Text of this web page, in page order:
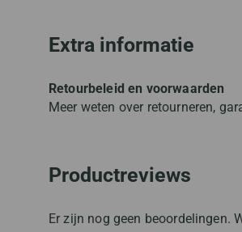
Extra informatie
Retourbeleid en voorwaarden
Meer weten over retourneren,
Productreviews
Er zijn nog geen beoordelingen.